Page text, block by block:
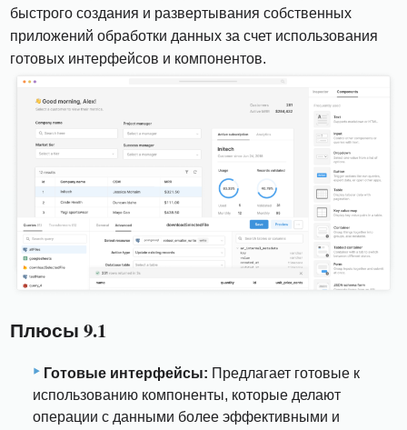
быстрого создания и развертывания собственных
приложений обработки данных за счет использования
готовых интерфейсов и компонентов.
Плюсы 9.1
Готовые интерфейсы: Предлагает готовые к
использованию компоненты, которые делают
операции с данными более эффективными и